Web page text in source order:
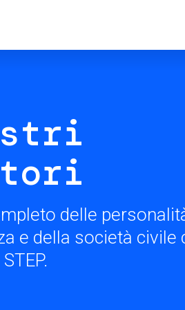
delle
e della società civile